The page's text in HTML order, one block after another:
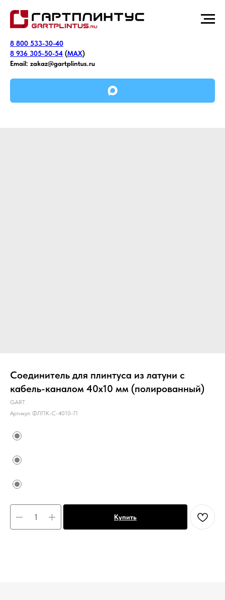
8 800 533-30-40
8 936 305-50-54 (MAX)
Email: zakaz@gartplintus.ru
Соединитель для плинтуса из латуни с
кабель-каналом 40х10 мм (полированный)
GART
Артикул: ФЛПК-С-4010-П
Купить